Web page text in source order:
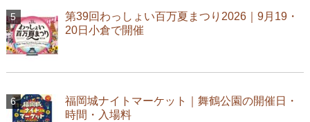
第39回わっしょい百万夏まつり2026｜9月19・
20日小倉で開催
福岡城ナイトマーケット｜舞鶴公園の開催日・
時間・入場料